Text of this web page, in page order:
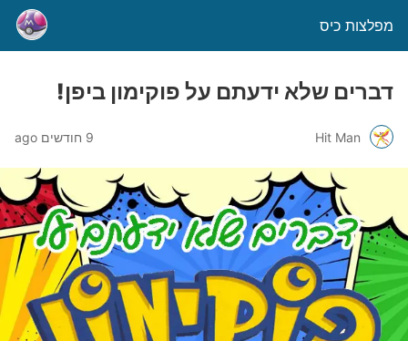
מפלצות כיס
דברים שלא ידעתם על פוקימון ביפן!
Hit Man 9 חודשים ago